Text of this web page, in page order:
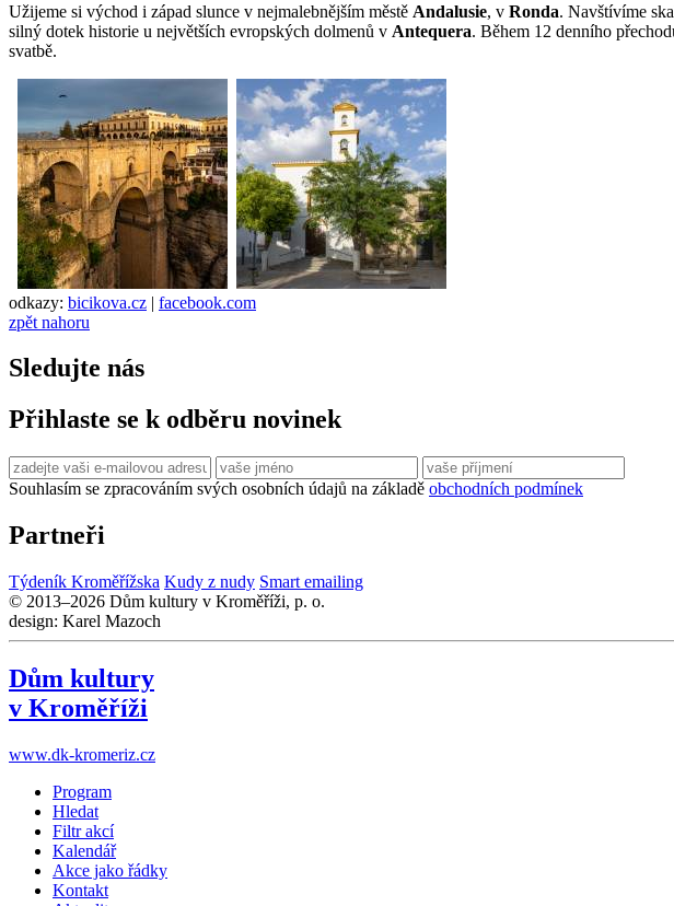
Užijeme si východ i západ slunce v nejmalebnějším městě Andalusie, v Ronda. Navštívíme
silný dotek historie u největších evropských dolmenů v Antequera. Během 12 denního
svatbě.
odkazy: bicikova.cz | facebook.com
zpět nahoru
Sledujte nás
Přihlaste se k odběru novinek
Souhlasím se zpracováním svých osobních údajů na základě obchodních podmínek
Partneři
Týdeník Kroměřížska Kudy z nudy Smart emailing
© 2013–2026 Dům kultury v Kroměříži, p. o.
design: Karel Mazoch
Dům kultury
v Kroměříži
www.dk-kromeriz.cz
Program
Hledat
Filtr akcí
Kalendář
Akce jako řádky
Kontakt